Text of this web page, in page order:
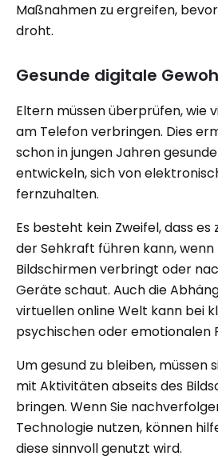
Maßnahmen zu ergreifen,
droht.
Gesunde digitale
Eltern müssen überprüfen, wie
am Telefon verbringen. Dies
schon in jungen Jahren
entwickeln, sich von
fernzuhalten.
Es besteht kein Zweifel, dass es
der Sehkraft führen kann, wenn
Bildschirmen verbringt oder
Geräte schaut. Auch die
virtuellen online Welt kann bei
psychischen oder emotionalen
Um gesund zu bleiben, müssen
mit Aktivitäten abseits des
bringen. Wenn Sie
Technologie nutzen, können
diese sinnvoll genutzt wird.